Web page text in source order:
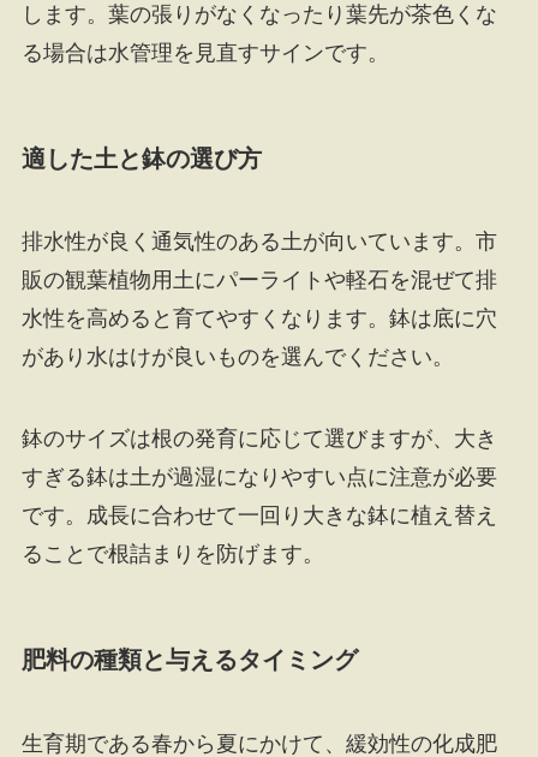
します。葉の張りがなくなったり葉先が茶色くな
る場合は水管理を見直すサインです。
適した土と鉢の選び方
排水性が良く通気性のある土が向いています。市
販の観葉植物用土にパーライトや軽石を混ぜて排
水性を高めると育てやすくなります。鉢は底に穴
があり水はけが良いものを選んでください。
鉢のサイズは根の発育に応じて選びますが、大き
すぎる鉢は土が過湿になりやすい点に注意が必要
です。成長に合わせて一回り大きな鉢に植え替え
ることで根詰まりを防げます。
肥料の種類と与えるタイミング
生育期である春から夏にかけて、緩効性の化成肥